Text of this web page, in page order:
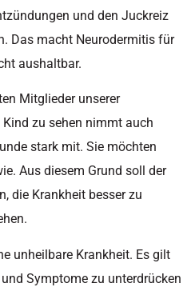
und den Juckreiz
Das macht Neurodermitis für
aushaltbar.
Mitglieder unserer
zu sehen nimmt auch
stark mit. Sie möchten
Aus diesem Grund soll der
die Krankheit besser zu
unheilbare Krankheit. Es gilt
Symptome zu unterdrücken